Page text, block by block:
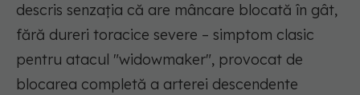
descris senzația că are mâncare blocată în gât,
fără dureri toracice severe – simptom clasic
pentru atacul "widowmaker", provocat de
blocarea completă a arterei descendente